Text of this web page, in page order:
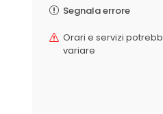
Segnala errore
Orari e servizi
variare